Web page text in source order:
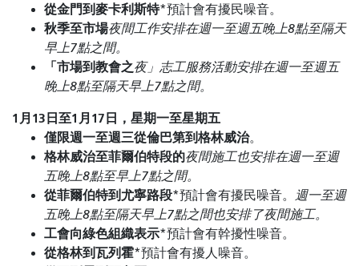
從金門到麥卡利斯特*預計會有擾民噪音。
秋季至市場夜間工作安排在週一至週五晚上8點至隔天
早上7點之間。
「市場到教會之夜」志工服務活動安排在週一至週五
晚上8點至隔天早上7點之間。
1月13日至1月17日，星期一至星期五
僅限週一至週三從倫巴第到格林威治。
格林威治至菲爾伯特段的夜間施工也安排在週一至週
五晚上8點至早上7點之間。
從菲爾伯特到尤寧路段*預計會有擾民噪音。 週一至週
五晚上8點至隔天早上7點之間也安排了夜間施工。
工會向綠色組織表示*預計會有幹擾性噪音。
從格林到瓦列霍*預計會有擾人噪音。